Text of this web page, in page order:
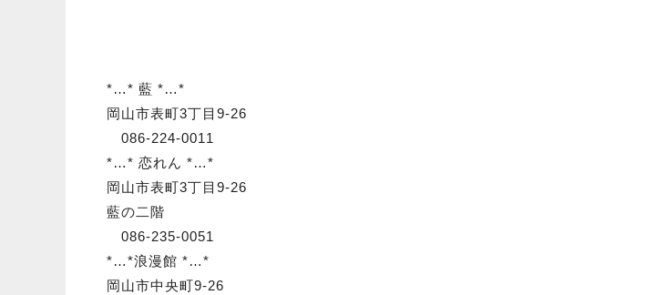
*…* 藍 *…*
岡山市表町3丁目9-26
086-224-0011
*…* 恋れん *…*
岡山市表町3丁目9-26
藍の二階
086-235-0051
*…*浪漫館 *…*
岡山市中央町9-26